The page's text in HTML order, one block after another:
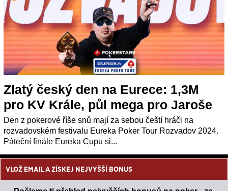
Zlatý český den na Eurece: 1,3M
pro KV Krále, půl mega pro Jaroše
Den z pokerové říše snů mají za sebou čeští hráči na
rozvadovském festivalu Eureka Poker Tour Rozvadov 2024.
Páteční finále Eureka Cupu si...
VLOŽ EMAIL A ZÍSKEJ NEJVYŠŠÍ BONUS